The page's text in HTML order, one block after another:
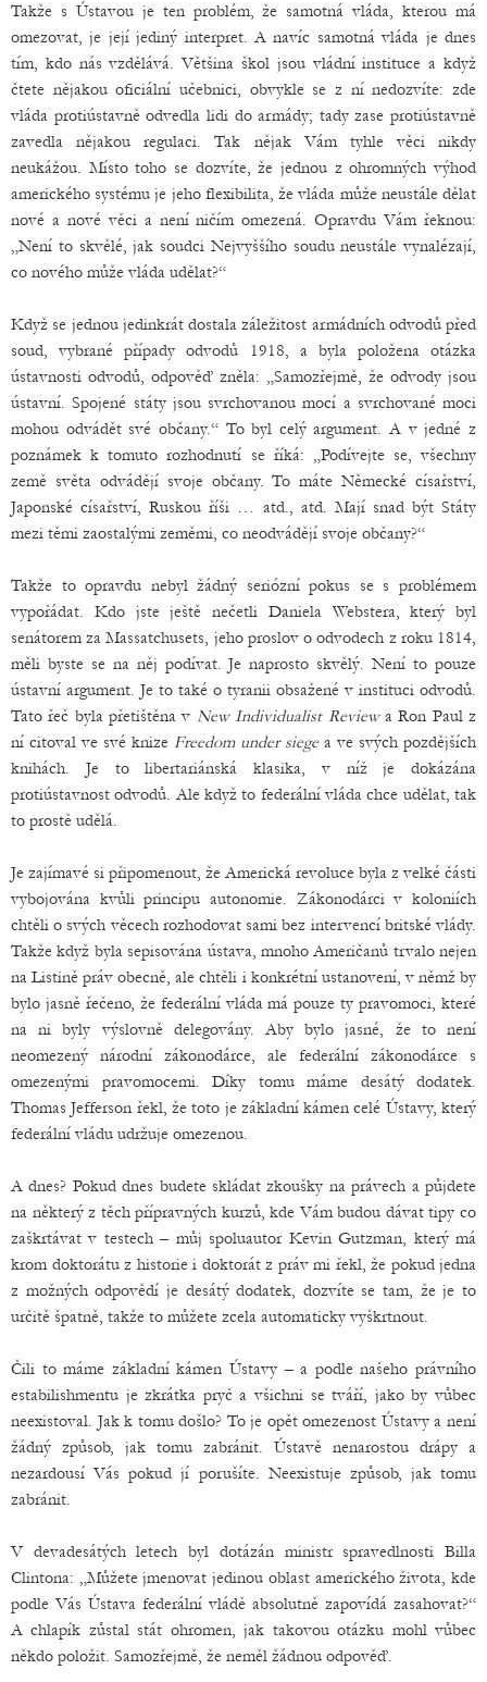
Takže s Ústavou je ten problém, že samotná vláda, kterou má
omezovat, je její jediný interpret. A navíc samotná vláda je dnes
tím, kdo nás vzdělává. Většina škol jsou vládní instituce a když
čtete nějakou oficiální učebnici, obvykle se z ní nedozvíte: zde
vláda protiústavně odvedla lidi do armády; tady zase protiústavně
zavedla nějakou regulaci. Tak nějak Vám tyhle věci nikdy
neukážou. Místo toho se dozvíte, že jednou z ohromných výhod
amerického systému je jeho flexibilita, že vláda může neustále dělat
nové a nové věci a není ničím omezená. Opravdu Vám řeknou:
„Není to skvělé, jak soudci Nejvyššího soudu neustále vynalézají,
co nového může vláda udělat?“
Když se jednou jedinkrát dostala záležitost armádních odvodů před
soud, vybrané případy odvodů 1918, a byla položena otázka
ústavnosti odvodů, odpověď zněla: „Samozřejmě, že odvody jsou
ústavní. Spojené státy jsou svrchovanou mocí a svrchované moci
mohou odvádět své občany.“ To byl celý argument. A v jedné z
poznámek k tomuto rozhodnutí se říká: „Podívejte se, všechny
země světa odvádějí svoje občany. To máte Německé císařství,
Japonské císařství, Ruskou říši … atd., atd. Mají snad být Státy
mezi těmi zaostalými zeměmi, co neodvádějí svoje občany?“
Takže to opravdu nebyl žádný seriózní pokus se s problémem
vypořádat. Kdo jste ještě nečetli Daniela Webstera, který byl
senátorem za Massatchusets, jeho proslov o odvodech z roku 1814,
měli byste se na něj podívat. Je naprosto skvělý. Není to pouze
ústavní argument. Je to také o tyranii obsažené v instituci odvodů.
Tato řeč byla přetištěna v New Individualist Reviewa Ron Paul z
ní citoval ve své knize Freedom under siegea ve svých pozdějších
knihách. Je to libertariánská klasika, v níž je dokázána
protiústavnost odvodů. Ale když to federální vláda chce udělat, tak
to prostě udělá.
Je zajímavé si připomenout, že Americká revoluce byla z velké části
vybojována kvůli principu autonomie. Zákonodárci v koloniích
chtěli o svých věcech rozhodovat sami bez intervencí britské vlády.
Takže když byla sepisována ústava, mnoho Američanů trvalo nejen
na Listině práv obecně, ale chtěli i konkrétní ustanovení, v němž by
bylo jasně řečeno, že federální vláda má pouze ty pravomoci, které
na ni byly výslovně delegovány. Aby bylo jasné, že to není
neomezený národní zákonodárce, ale federální zákonodárce s
omezenými pravomocemi. Díky tomu máme desátý dodatek.
Thomas Jefferson řekl, že toto je základní kámen celé Ústavy, který
federální vládu udržuje omezenou.
A dnes? Pokud dnes budete skládat zkoušky na právech a půjdete
na některý z těch přípravných kurzů, kde Vám budou dávat tipy co
zaškrtávat v testech – můj spoluautor Kevin Gutzman, který má
krom doktorátu z historie i doktorát z práv mi řekl, že pokud jedna
z možných odpovědí je desátý dodatek, dozvíte se tam, že je to
určitě špatně, takže to můžete zcela automaticky vyškrtnout.
Čili to máme základní kámen Ústavy – a podle našeho právního
estabilishmentu je zkrátka pryč a všichni se tváří, jako by vůbec
neexistoval. Jak k tomu došlo? To je opět omezenost Ústavy a není
žádný způsob, jak tomu zabránit. Ústavě nenarostou drápy a
nezardousí Vás pokud jí porušíte. Neexistuje způsob, jak tomu
zabránit.
V devadesátých letech byl dotázán ministr spravedlnosti Billa
Clintona: „Můžete jmenovat jedinou oblast amerického života, kde
podle Vás Ústava federální vládě absolutně zapovídá zasahovat?“
A chlapík zůstal stát ohromen, jak takovou otázku mohl vůbec
někdo položit. Samozřejmě, že neměl žádnou odpověď.